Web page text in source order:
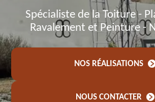
Spécialiste de la Toiture -
Ravalement et Peinture -
NOS RÉALISATIONS
NOUS CONTACTER